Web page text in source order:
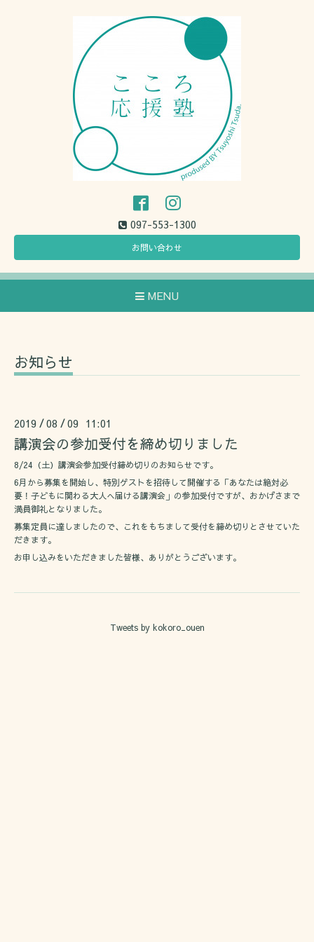
097-553-1300
お問い合わせ
MENU
お知らせ
2019 /08 /09 11:01
講演会の参加受付を締め切りました
8/24（土）講演会参加受付締め切りのお知らせです。
6月から募集を開始し、特別ゲストを招待して開催する「あなたは絶対必
要！子どもに関わる大人へ届ける講演会」の参加受付ですが、おかげさまで
満員御礼となりました。
募集定員に達しましたので、これをもちまして受付を締め切りとさせていた
だきます。
お申し込みをいただきました皆様、ありがとうございます。
Tweets by kokoro_ouen